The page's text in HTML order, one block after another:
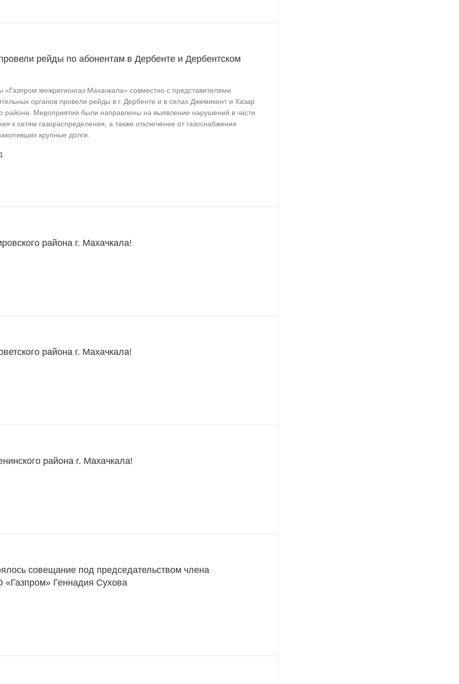
рейды по абонентам в Дербенте и Дербентском
«Газпром межрегионгаз Махачкала» совместно с представителями
органов провели рейды в г. Дербенте и в селах Джемикент и Хазар
района. Мероприятия были направлены на выявление нарушений в части
к сетям газораспределения, а также отключение от газоснабжения
крупные долги.
района г. Махачкала!
района г. Махачкала!
района г. Махачкала!
совещание под председательством члена
Геннадия Сухова